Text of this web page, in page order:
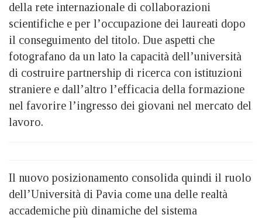
della rete internazionale di collaborazioni
scientifiche e per l’occupazione dei laureati dopo
il conseguimento del titolo. Due aspetti che
fotografano da un lato la capacità dell’università
di costruire partnership di ricerca con istituzioni
straniere e dall’altro l’efficacia della formazione
nel favorire l’ingresso dei giovani nel mercato del
lavoro.
Il nuovo posizionamento consolida quindi il ruolo
dell’Università di Pavia come una delle realtà
accademiche più dinamiche del sistema